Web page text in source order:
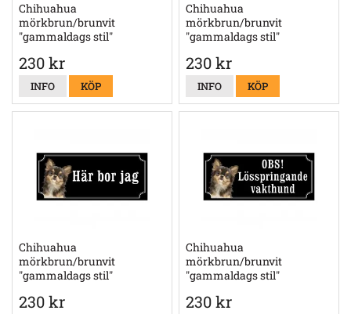
Chihuahua
mörkbrun/brunvit
"gammaldags stil"
230 kr
INFO KÖP
Chihuahua
mörkbrun/brunvit
"gammaldags stil"
230 kr
INFO KÖP
Chihuahua
mörkbrun/brunvit
"gammaldags stil"
230 kr
Chihuahua
mörkbrun/brunvit
"gammaldags stil"
230 kr